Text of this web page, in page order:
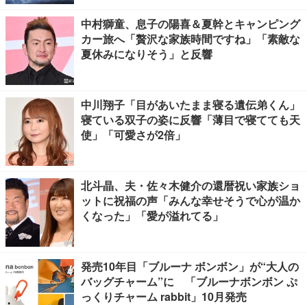
中村獅童、息子の陽喜＆夏幹とキャンピング
カー旅へ「贅沢な家族時間ですね」「素敵な
夏休みになりそう」と反響
中川翔子「目があいたまま寝る遺伝弟くん」
寝ている双子の姿に反響「薄目で寝てても天
使」「可愛さが2倍」
北斗晶、夫・佐々木健介の還暦祝い家族ショ
ットに祝福の声「みんな幸せそうで心が温か
くなった」「愛が溢れてる」
発売10年目「ブルーナ ボンボン」が“大人の
バッグチャーム”に 「ブルーナボンボン ぷ
っくりチャーム rabbit」10月発売